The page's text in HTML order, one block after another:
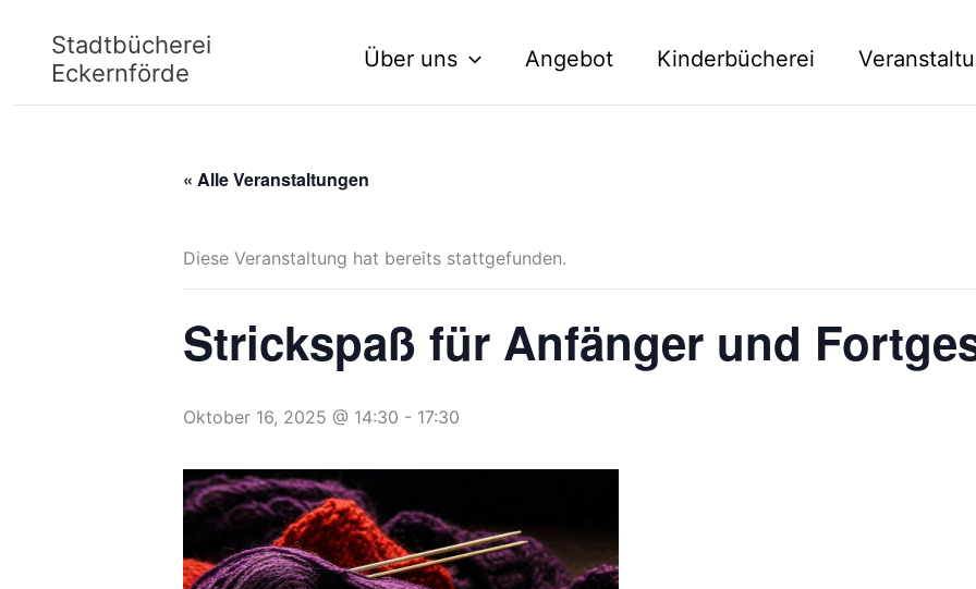
springen
Stadtbücherei
Eckernförde
Über uns Angebot Kinderbücherei
« Alle Veranstaltungen
Diese Veranstaltung hat bereits stattgefunden.
Strickspaß für Anfänger und
Oktober 16, 2025 @ 14:30 - 17:30